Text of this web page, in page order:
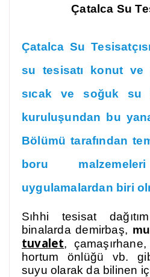
Çatalca Su
Çatalca Su Tesisatçısı
su tesisatı konut ve
sıcak ve soğuk su
kuruluşundan bu
Bölümü tarafından
boru
uygulamalardan biri
Sıhhi tesisat
binalarda demirbaş,
tuvalet,
hortum önlüğü vb.
suyu olarak da bilinen